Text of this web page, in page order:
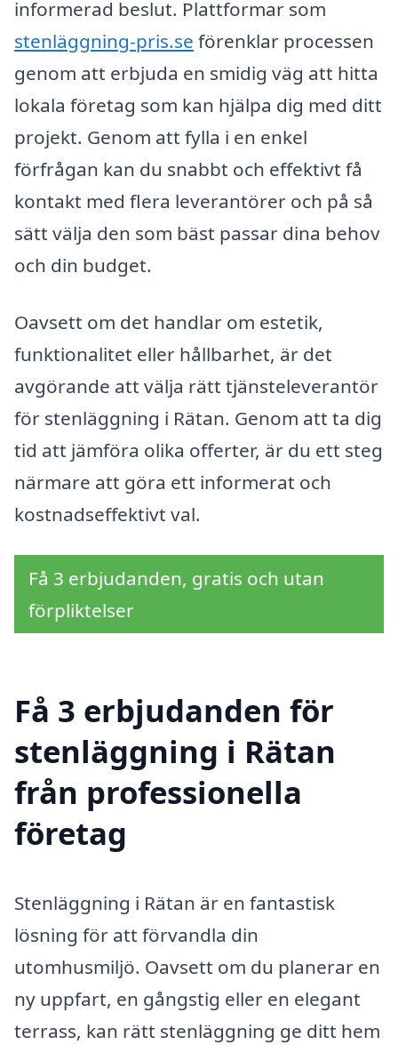
informerad beslut. Plattformar som
stenläggning-pris.se förenklar processen
genom att erbjuda en smidig väg att hitta
lokala företag som kan hjälpa dig med ditt
projekt. Genom att fylla i en enkel
förfrågan kan du snabbt och effektivt få
kontakt med flera leverantörer och på så
sätt välja den som bäst passar dina behov
och din budget.
Oavsett om det handlar om estetik,
funktionalitet eller hållbarhet, är det
avgörande att välja rätt tjänsteleverantör
för stenläggning i Rätan. Genom att ta dig
tid att jämföra olika offerter, är du ett steg
närmare att göra ett informerat och
kostnadseffektivt val.
Få 3 erbjudanden, gratis och utan
förpliktelser
Få 3 erbjudanden för
stenläggning i Rätan
från professionella
företag
Stenläggning i Rätan är en fantastisk
lösning för att förvandla din
utomhusmiljö. Oavsett om du planerar en
ny uppfart, en gångstig eller en elegant
terrass, kan rätt stenläggning ge ditt hem